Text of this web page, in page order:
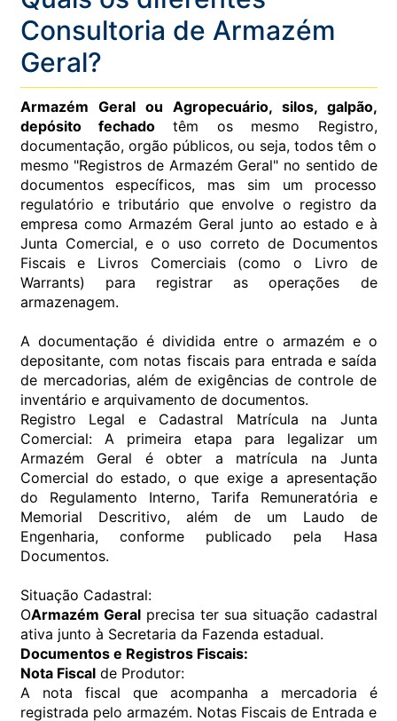
Consultoria de Armazém
Geral?
Armazém Geral ou Agropecuário, silos, galpão,
depósito fechadotêm os mesmo Registro,
documentação, orgão públicos, ou seja, todos têm o
mesmo "Registros de Armazém Geral" no sentido de
documentos específicos, mas sim um processo
regulatório e tributário que envolve o registro da
empresa como Armazém Geral junto ao estado e à
Junta Comercial, e o uso correto de Documentos
Fiscais e Livros Comerciais (como o Livro de
Warrants) para registrar as operações de
armazenagem.
A documentação é dividida entre o armazém e o
depositante, com notas fiscais para entrada e saída
de mercadorias, além de exigências de controle de
inventário e arquivamento de documentos.
Registro Legal e Cadastral Matrícula na Junta
Comercial: A primeira etapa para legalizar um
Armazém Geral é obter a matrícula na Junta
Comercial do estado, o que exige a apresentação
do Regulamento Interno, Tarifa Remuneratória e
Memorial Descritivo, além de um Laudo de
Engenharia, conforme publicado pela Hasa
Documentos.
Situação Cadastral:
OArmazém Geralprecisa ter sua situação cadastral
ativa junto à Secretaria da Fazenda estadual.
Documentos e Registros Fiscais:
Nota Fiscalde Produtor:
A nota fiscal que acompanha a mercadoria é
registrada pelo armazém. Notas Fiscais de Entrada e